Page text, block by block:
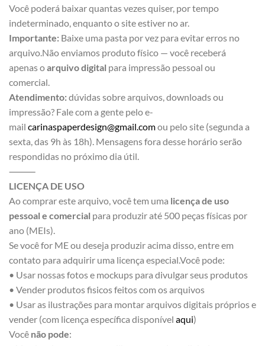
Você poderá baixar quantas vezes quiser, por tempo
indeterminado, enquanto o site estiver no ar.
Importante: Baixe uma pasta por vez para evitar erros no
arquivo.Não enviamos produto físico — você receberá
apenas oarquivo digital para impressão pessoal ou
comercial.
Atendimento:dúvidas sobre arquivos, downloads ou
impressão? Fale com a gente pelo e-
mail carinaspaperdesign@gmail.comou pelo site (segunda a
sexta, das 9h às 18h). Mensagens fora desse horário serão
respondidas no próximo dia útil.
⸻
LICENÇA DE USO
Ao comprar este arquivo, você tem uma licença de uso
pessoal e comercial para produzir até 500 peças físicas por
ano (MEIs).
Se você for ME ou deseja produzir acima disso, entre em
contato para adquirir uma licença especial.Você pode:
• Usar nossas fotos e mockups para divulgar seus produtos
• Vender produtos fisicos feitos com os arquivos
• Usar as ilustrações para montar arquivos digitais próprios e
vender (com licença específica disponível aqui)
Você não pode: